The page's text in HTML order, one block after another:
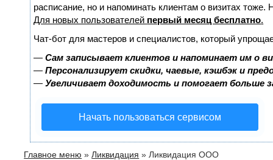
расписание, но и напоминать клиентам о визитах
Для новых пользователей первый месяц бесплатно.
Чат-бот для мастеров и специалистов, который
—Сам записывает клиентов и напоминает им о
—Персонализирует скидки, чаевые, кэшбэк и
—Увеличивает доходимость и помогает больше
Начать пользоваться сервисом
Главное меню »Ликвидация » Ликвидация ООО